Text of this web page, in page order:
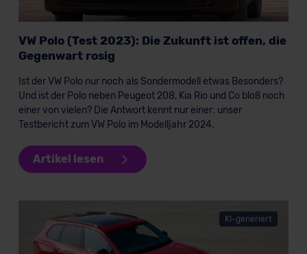
VW Polo (Test 2023): Die Zukunft ist offen, die
Gegenwart rosig
Ist der VW Polo nur noch als Sondermodell etwas Besonders?
Und ist der Polo neben Peugeot 208, Kia Rio und Co bloß noch
einer von vielen? Die Antwort kennt nur einer: unser
Testbericht zum VW Polo im Modelljahr 2024.
Artikel lesen
KI-generiert